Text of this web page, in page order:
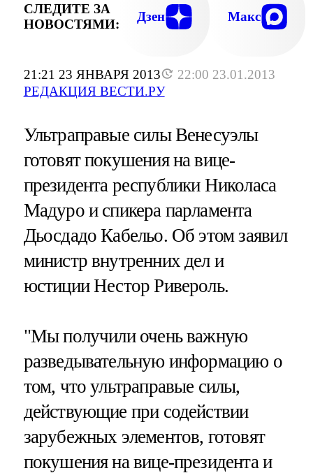
21:21 23 ЯНВАРЯ 2013
22:00 23.01.2013
РЕДАКЦИЯ ВЕСТИ.РУ
СЛЕДИТЕ ЗА
НОВОСТЯМИ:
Дзен Макс
Ультраправые силы Венесуэлы
готовят покушения на вице-
президента республики Николаса
Мадуро и спикера парламента
Дьосдадо Кабельо. Об этом заявил
министр внутренних дел и
юстиции Нестор Ривероль.
"Мы получили очень важную
разведывательную информацию о
том, что ультраправые силы,
действующие при содействии
зарубежных элементов, готовят
покушения на вице-президента и